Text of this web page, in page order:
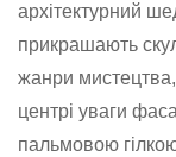
архітектурний
прикрашають
жанри мистецтва,
центрі уваги
пальмовою